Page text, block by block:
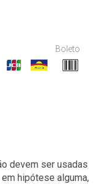
Boleto
devem ser usadas
hipótese alguma,